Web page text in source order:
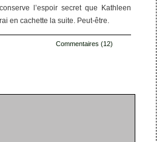
l’espoir secret que Kathleen
en cachette la suite. Peut-être.
Commentaires (12)